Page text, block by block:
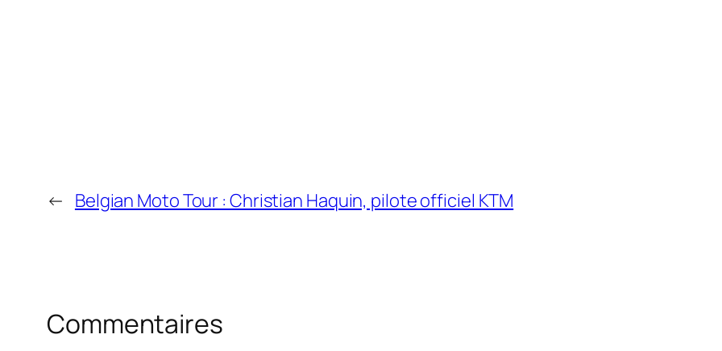
← Belgian Moto Tour : Christian Haquin, pilote officiel KTM
Commentaires